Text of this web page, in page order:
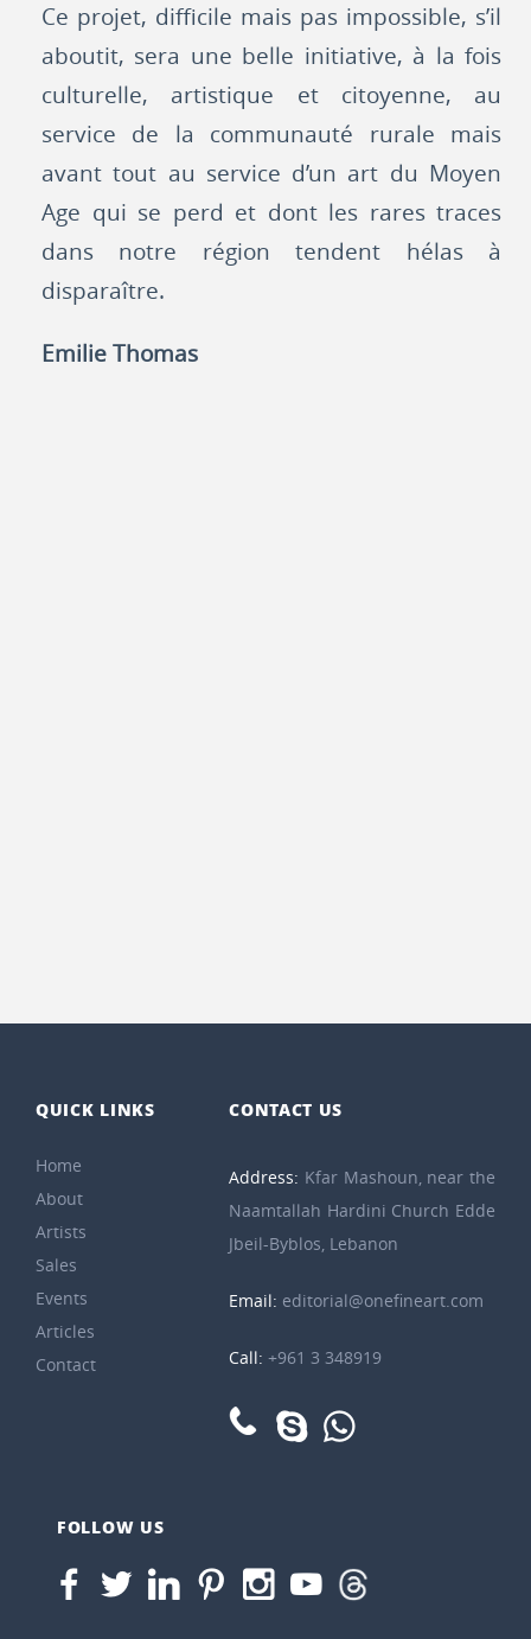
Ce projet, difficile mais pas impossible, s’il
aboutit, sera une belle initiative, à la fois
culturelle, artistique et citoyenne, au
service de la communauté rurale mais
avant tout au service d’un art du Moyen
Age qui se perd et dont les rares traces
dans notre région tendent hélas à
disparaître.
Emilie Thomas
QUICK LINKS
Home
About
Artists
Sales
Events
Articles
Contact
CONTACT US
Address: Kfar Mashoun, near the
Naamtallah Hardini Church Edde
Jbeil-Byblos, Lebanon
Email: editorial@onefineart.com
Call:+961 3 348919
FOLLOW US